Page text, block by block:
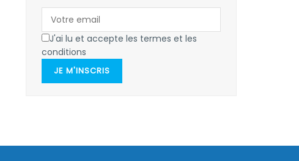
J'ai lu et accepte les termes et les
conditions
JE M'INSCRIS